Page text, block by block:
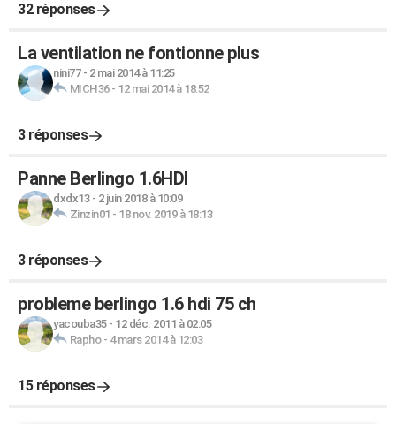
32 réponses
La ventilation ne fontionne plus
nini77- 2 mai 2014 à 11:25
MICH36- 12 mai 2014 à 18:52
3 réponses
Panne Berlingo 1.6HDI
dxdx13- 2 juin 2018 à 10:09
Zinzin01 - 18 nov. 2019 à 18:13
3 réponses
probleme berlingo 1.6 hdi 75 ch
yacouba35- 12 déc. 2011 à 02:05
Rapho- 4 mars 2014 à 12:03
15 réponses